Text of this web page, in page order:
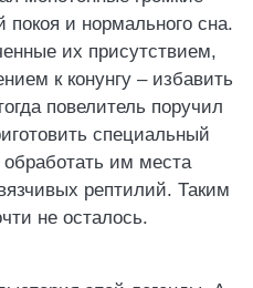
и нормального сна.
их присутствием,
к конунгу – избавить
повелитель поручил
специальный
им места
рептилий. Таким
не осталось.